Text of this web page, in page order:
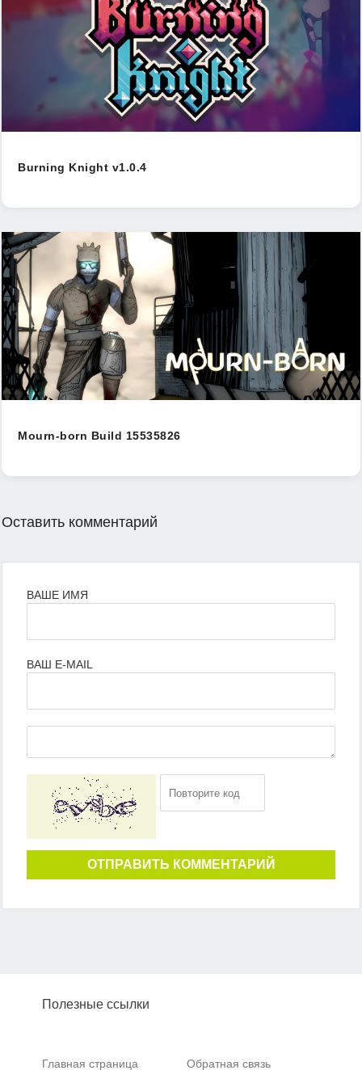
Burning Knight v1.0.4
Mourn-born Build 15535826
Оставить комментарий
ВАШЕ ИМЯ
ВАШ E-MAIL
ОТПРАВИТЬ КОММЕНТАРИЙ
Полезные ссылки
Главная страница Обратная связь